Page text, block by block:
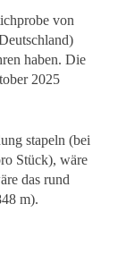
von
haben. Die
2025
stapeln (bei
Stück), wäre
das rund
m).